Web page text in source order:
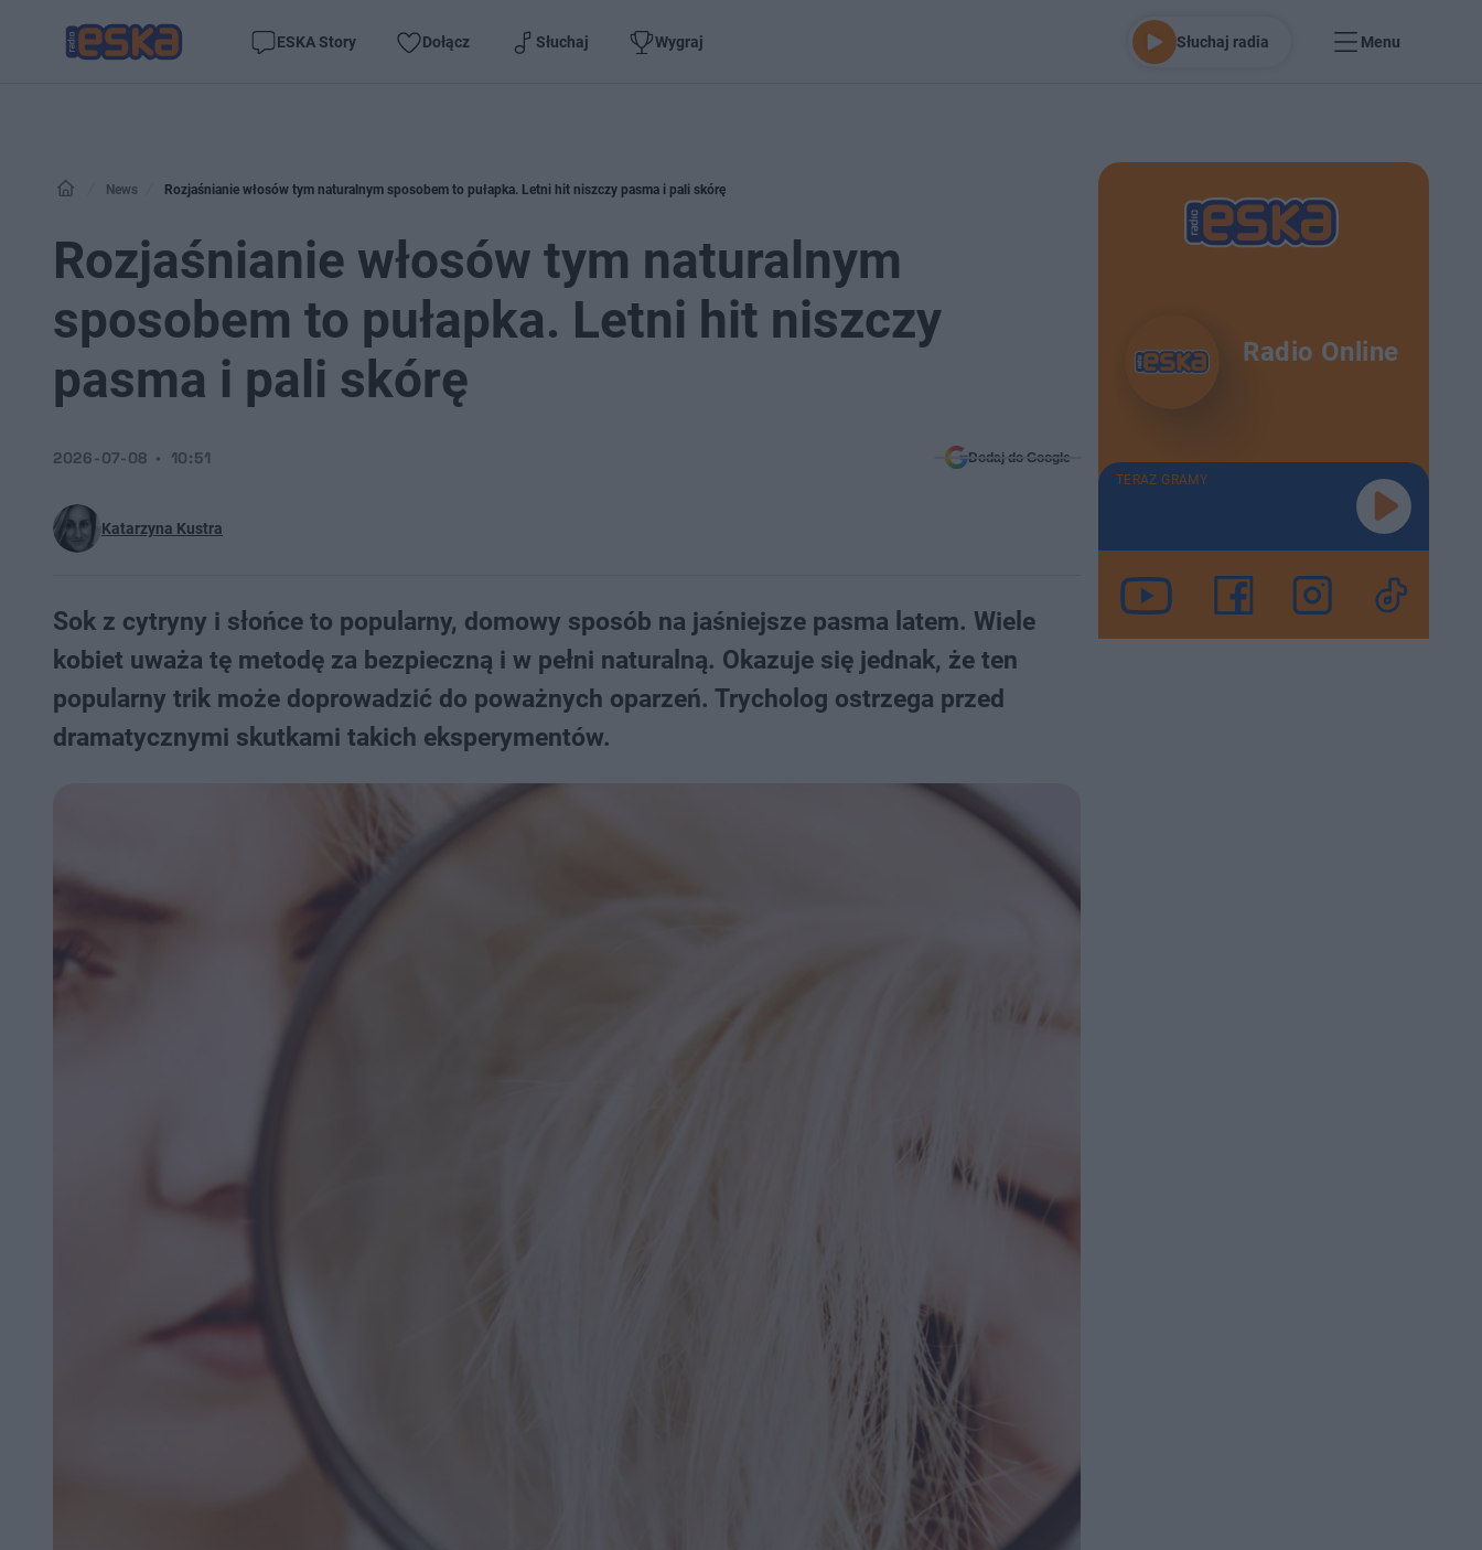
ESKA Story Dołącz Słuchaj Wygraj Słuchaj radia Menu
News Rozjaśnianie włosów tym naturalnym sposobem to pułapka. Letni hit niszczy pasma i pali skórę
Rozjaśnianie włosów tym naturalnym
sposobem to pułapka. Letni hit niszczy
pasma i pali skórę
Katarzyna Kustra
2026-07-08 10:51 Dodaj do Google
Sok z cytryny i słońce to popularny, domowy sposób na jaśniejsze pasma latem. Wiele
kobiet uważa tę metodę za bezpieczną i w pełni naturalną. Okazuje się jednak, że ten
popularny trik może doprowadzić do poważnych oparzeń. Trycholog ostrzega przed
dramatycznymi skutkami takich eksperymentów.
Radio Online
TERAZ GRAMY